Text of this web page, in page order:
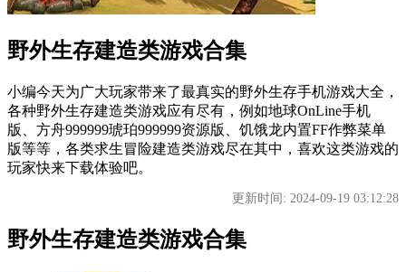
野外生存建造类游戏合集
小编今天为广大玩家带来了最真实的野外生存手机游戏大全，
各种野外生存建造类游戏应有尽有，例如地球OnLine手机
版、方舟999999琥珀999999资源版、饥饿龙内置FF作弊菜单
版等等，各类求生冒险建造类游戏尽在其中，喜欢这类游戏的
玩家快来下载体验吧。
更新时间: 2024-09-19 03:12:28
野外生存建造类游戏合集